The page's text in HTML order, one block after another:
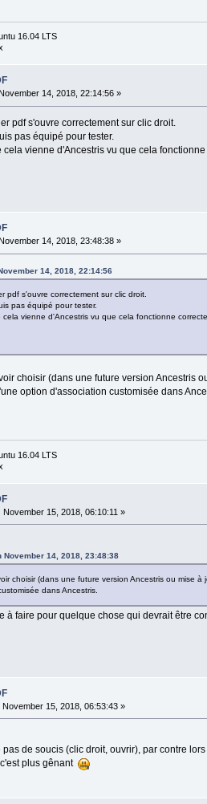
16.04 LTS
November 14, 2018, 22:14:56 »
pdf s'ouvre correctement sur clic droit.
pas équipé pour tester.
vienne d'Ancestris vu que cela
November 14, 2018, 23:48:38 »
14, 2018, 22:14:56
pdf s'ouvre correctement sur clic droit.
pas équipé pour tester.
vienne d'Ancestris vu que cela fonctionne
choisir (dans une future version Ancestris
option d'association customisée dans
16.04 LTS
November 15, 2018, 06:10:11 »
November 14, 2018, 23:48:38
choisir (dans une future version Ancestris ou mise
dans Ancestris.
à faire pour quelque chose qui devrait être
November 15, 2018, 06:53:43 »
de soucis (clic droit, ouvrir), par contre
plus gênant